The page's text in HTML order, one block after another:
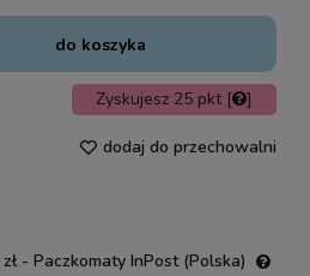
do koszyka
Zyskujesz 25 pkt [ ]
dodaj do przechowalni
- Paczkomaty InPost (Polska)